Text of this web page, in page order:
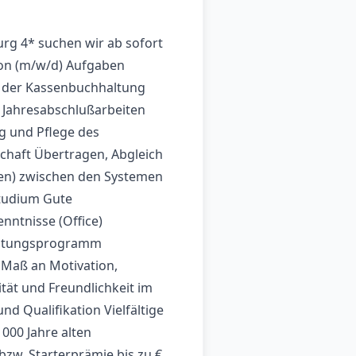
4* suchen wir ab sofort
(m/w/d) Aufgaben
Kassenbuchhaltung
und Pflege des
Übertragen, Abgleich
zwischen den Systemen
Gute
(Office)
an Motivation,
und Freundlichkeit im
Qualifikation Vielfältige
Jahre alten